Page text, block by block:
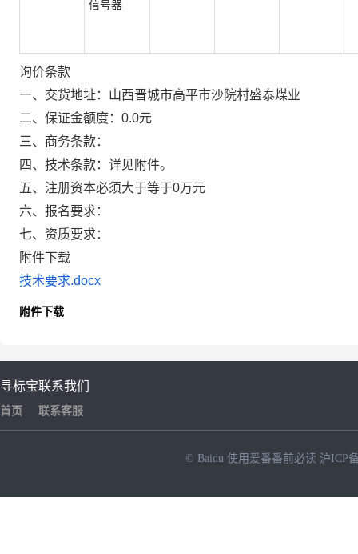
信号器
询价条款
一、交货地址：山西晋城市高平市沙院村盛泰煤业
二、保证金额度：0.0元
三、商务条款：
四、技术条款：详见附件。
五、注册资本必须大于等于0万元
六、报名要求：
七、资质要求：
附件下载
技术要求.docx
附件下载
寻标宝
首页
联系我们
联系客服
© Baidu 使用爱番番前必读 沪ICP